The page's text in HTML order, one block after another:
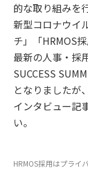
的な取り組みを
新型コロナウイ
チ」「HRMOS
最新の人事・採
SUCCESS
となりましたが
インタビュー記
い。
HRMOS採用はプライ